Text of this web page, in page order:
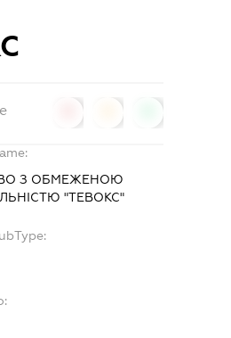
З ОБМЕЖЕНОЮ
"ТЕВОКС"